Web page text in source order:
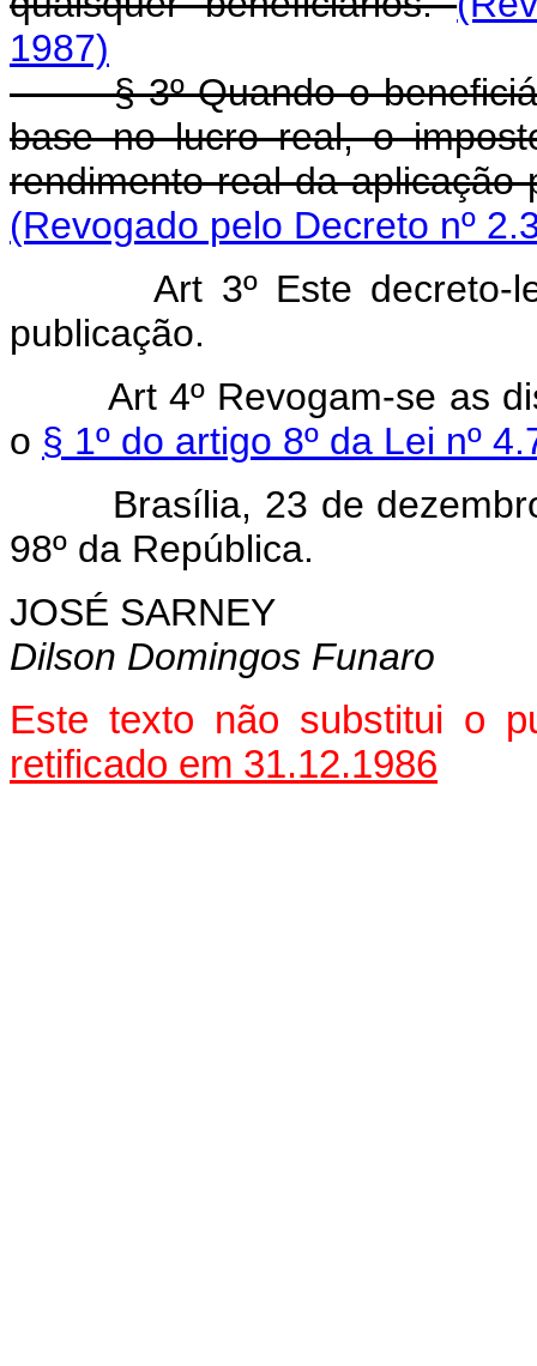
1987)
§ 3º Quando o
base no lucro real, o
rendimento real da
(Revogado pelo Decreto nº
Art 3º Este decreto-lei
publicação.
Art 4º Revogam-se as
o § 1º do artigo 8º da Lei nº
Brasília, 23 de dezembro
98º da República.
JOSÉ SARNEY
Dilson Domingos Funaro
Este texto não substitui o
retificado em 31.12.1986